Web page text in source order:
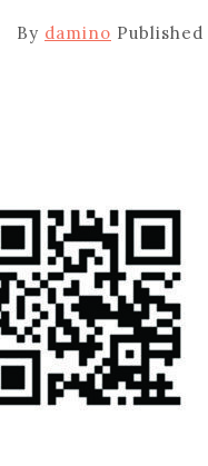
By damino Published